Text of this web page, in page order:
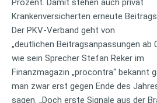
Prozent. Damit stehen auch privat
Krankenversicherten erneute
Der PKV-Verband geht von
„deutlichen Beitragsanpassungen ab
wie sein Sprecher Stefan Reker im
Finanzmagazin „procontra“ bekannt
man zwar erst gegen Ende des
sagen. „Doch erste Signale aus der